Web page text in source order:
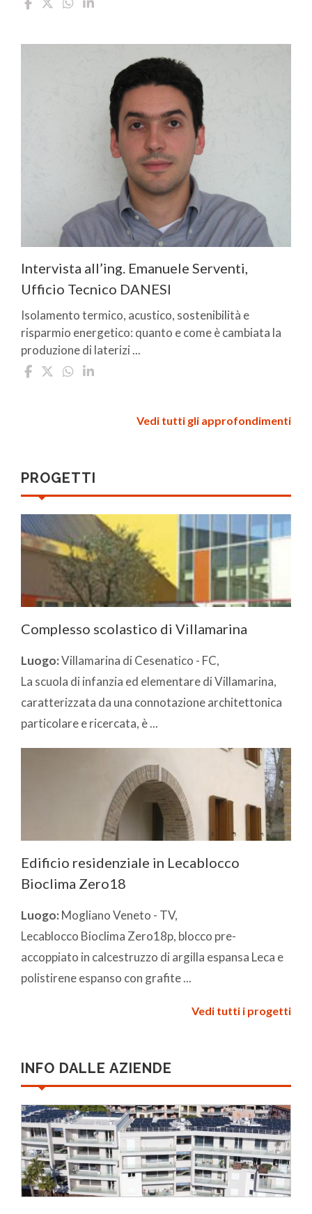
Intervista all’ing. Emanuele Serventi,
Ufficio Tecnico DANESI
Isolamento termico, acustico, sostenibilità e
risparmio energetico: quanto e come è cambiata la
produzione di laterizi ...
Vedi tutti gli approfondimenti
PROGETTI
Complesso scolastico di Villamarina
Luogo:Villamarina di Cesenatico - FC,
La scuola di infanzia ed elementare di Villamarina,
caratterizzata da una connotazione architettonica
particolare e ricercata, è ...
Edificio residenziale in Lecablocco
Bioclima Zero18
Luogo: Mogliano Veneto - TV,
Lecablocco Bioclima Zero18p, blocco pre-
accoppiato in calcestruzzo di argilla espansa Leca e
polistirene espanso con grafite ...
Vedi tutti i progetti
INFO DALLE AZIENDE